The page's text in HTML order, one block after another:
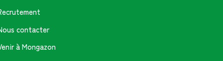
contacter
à Mongazon